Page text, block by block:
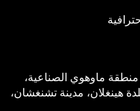
منطقة ماوهوي الصناعية،
بلدة هينغلان، مدينة تشنغشان،